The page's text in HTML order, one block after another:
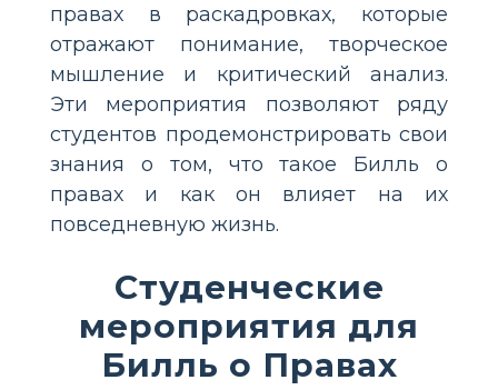
правах в раскадровках, которые
отражают понимание, творческое
мышление и критический анализ.
Эти мероприятия позволяют ряду
студентов продемонстрировать свои
знания о том, что такое Билль о
правах и как он влияет на их
повседневную жизнь.
Студенческие
мероприятия для
Билль о Правах